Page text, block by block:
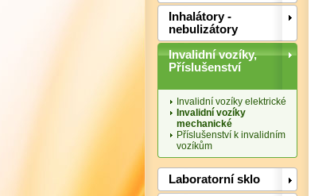
Inhalátory -
nebulizátory
Invalidní vozíky,
Příslušenství
Invalidní vozíky elektrické
Invalidní vozíky
mechanické
Příslušenství k invalidním
vozíkům
Laboratorní sklo